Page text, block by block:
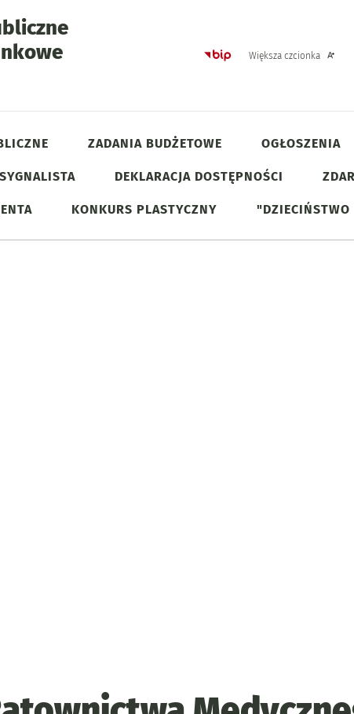
Ratownictwa Medycznego 2015
Strona główna -
Większa czcionka
ZADANIA BUDŻETOWE OGŁOSZENIA
SYGNALISTA DEKLARACJA DOSTĘPNOŚCI
KONKURS PLASTYCZNY "DZIECIŃSTWO